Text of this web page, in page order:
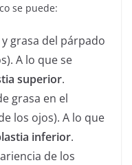
se puede:
grasa del párpado
A lo que se
superior.
grasa en el
los ojos). A lo que
inferior.
de los